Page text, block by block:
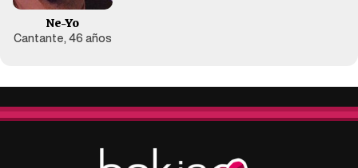
Ne-Yo
Cantante, 46 años